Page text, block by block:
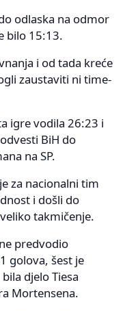
odlaska na odmor
bilo 15:13.
i od tada kreće
zaustaviti ni time-
igre vodila 26:23 i
BiH do
na SP.
za nacionalni tim
i došli do
takmičenje.
predvodio
golova, šest je
djelo Tiesa
Mortensena.